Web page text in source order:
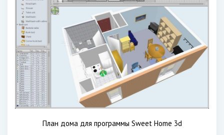
План дома для программы Sweet Home 3d